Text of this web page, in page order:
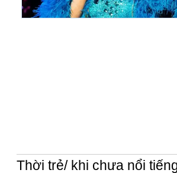
Thời trẻ/ khi chưa nổi